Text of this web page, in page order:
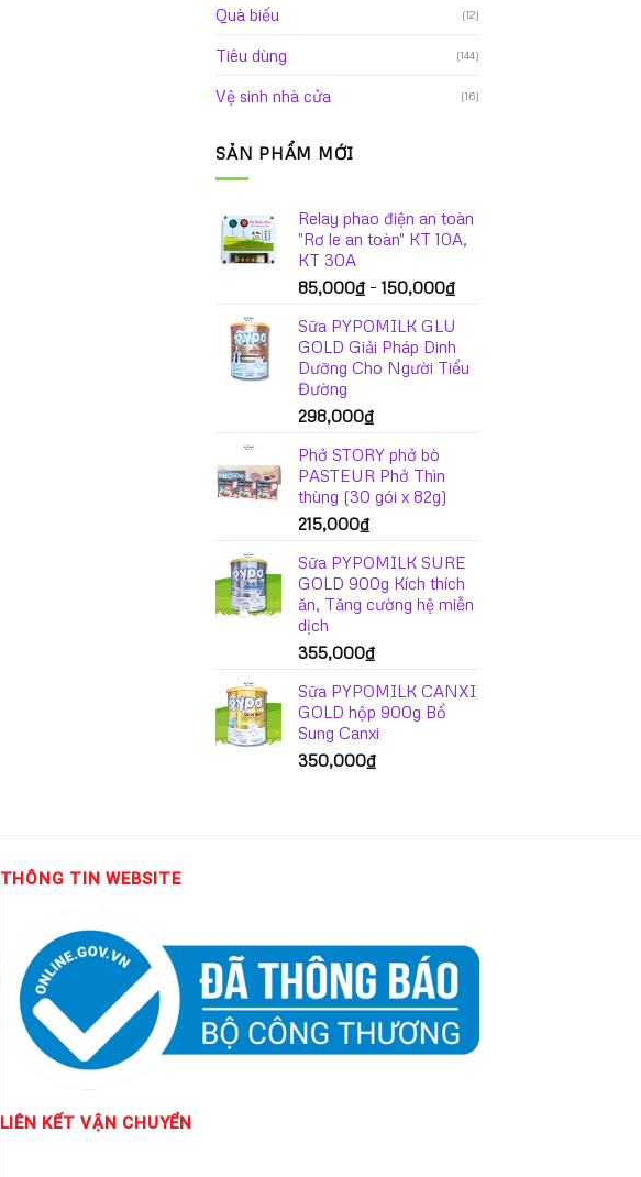
Quà biếu (12)
Tiêu dùng (144)
Vệ sinh nhà cửa (16)
SẢN PHẨM MỚI
Relay phao điện an toàn
"Rơ le an toàn" KT 10A,
KT 30A
85,000₫ – 150,000₫Khoảng
85,000₫
đến
Sữa PYPOMILK GLU
GOLD Giải Pháp Dinh
Dưỡng Cho Người Tiểu
Đường
298,000₫
Phở STORY phở bò
PASTEUR Phở Thìn
thùng (30 gói x 82g)
215,000₫
Sữa PYPOMILK SURE
GOLD 900g Kích thích
ăn, Tăng cường hệ miễn
dịch
355,000₫
Sữa PYPOMILK CANXI
GOLD hộp 900g Bổ
Sung Canxi
350,000₫
THÔNG TIN WEBSITE
LIÊN KẾTVẬN CHUYỂN